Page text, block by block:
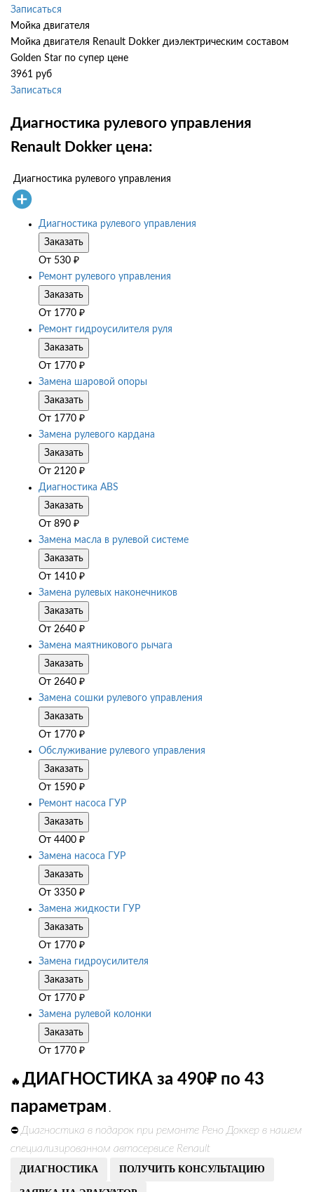
Записаться
Мойка двигателя
Мойка двигателя Renault Dokker диэлектрическим составом
Golden Star по супер цене
3961 руб
Записаться
Диагностика рулевого управления
Renault Dokker цена:
Диагностика рулевого управления
Диагностика рулевого управления
Заказать
От 530 ₽
Ремонт рулевого управления
Заказать
От 1770 ₽
Ремонт гидроусилителя руля
Заказать
От 1770 ₽
Замена шаровой опоры
Заказать
От 1770 ₽
Замена рулевого кардана
Заказать
От 2120 ₽
Диагностика ABS
Заказать
От 890 ₽
Замена масла в рулевой системе
Заказать
От 1410 ₽
Замена рулевых наконечников
Заказать
От 2640 ₽
Замена маятникового рычага
Заказать
От 2640 ₽
Замена сошки рулевого управления
Заказать
От 1770 ₽
Обслуживание рулевого управления
Заказать
От 1590 ₽
Ремонт насоса ГУР
Заказать
От 4400 ₽
Замена насоса ГУР
Заказать
От 3350 ₽
Замена жидкости ГУР
Заказать
От 1770 ₽
Замена гидроусилителя
Заказать
От 1770 ₽
Замена рулевой колонки
Заказать
От 1770 ₽
🔥 ДИАГНОСТИКА за 490₽ по 43
параметрам .
⛔ Диагностика в подарок при ремонте Рено Доккер в нашем
специализированном автосервисе Renault
ДИАГНОСТИКА ПОЛУЧИТЬ КОНСУЛЬТАЦИЮ